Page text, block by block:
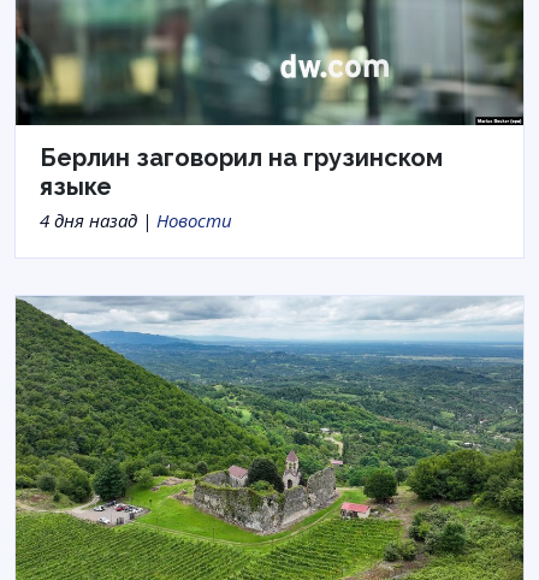
Берлин заговорил на грузинском
языке
4 дня назад | Новости